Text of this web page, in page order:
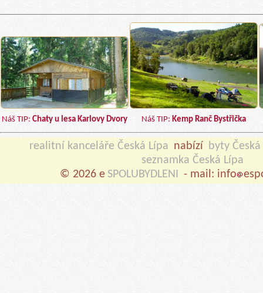
Náš TIP:Chaty u lesa Karlovy Dvory Náš TIP: Kemp Ranč Bystřička
realitní kanceláře Česká Lípa nabízí byty
seznamka Česká Lípa
© 2026 e SPOLUBYDLENI - mail: info